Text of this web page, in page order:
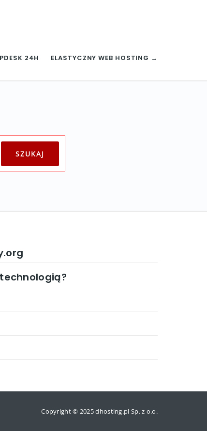
24H ELASTYCZNY WEB HOSTING →
Copyright © 2025 dhosting.pl Sp. z o.o.